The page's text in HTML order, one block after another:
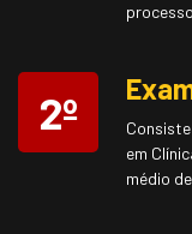
2º
em
médio